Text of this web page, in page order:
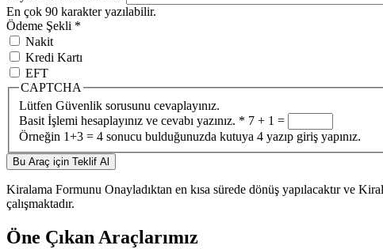
En çok 90 karakter yazılabilir.
Ödeme Şekli *
Nakit
Kredi Kartı
EFT
CAPTCHA
Lütfen Güvenlik sorusunu cevaplayınız.
Basit İşlemi hesaplayınız ve cevabı yazınız. * 7 + 1 =
Örneğin 1+3 = 4 sonucu bulduğunuzda kutuya 4 yazıp giriş yapınız.
Kiralama Formunu Onayladıktan en kısa sürede dönüş yapılacaktır ve
çalışmaktadır.
Öne Çıkan Araçlarımız